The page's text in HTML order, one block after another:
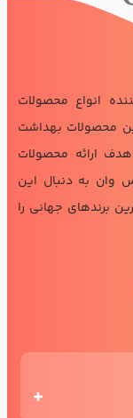
انواع محصولات
محصولات بهداشت
ارائه محصولات
وان به دنبال این
برندهای جهانی را